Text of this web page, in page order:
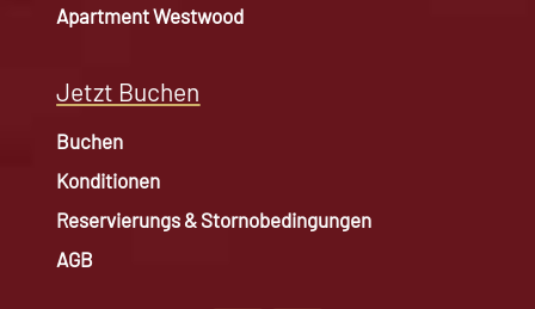
Apartment Westwood
Jetzt Buchen
Buchen
Konditionen
Reservierungs & Stornobedingungen
AGB